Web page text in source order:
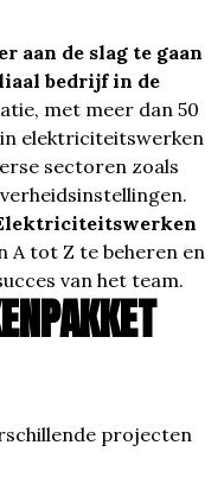
aan de slag te gaan
bedrijf in de
met meer dan 50
elektriciteitswerken
sectoren zoals
A tot Z te beheren en
van het team.
projecten